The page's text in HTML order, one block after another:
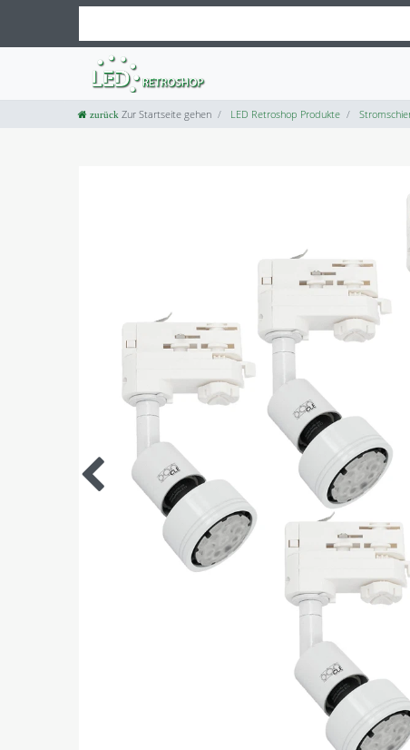
Zur Startseite gehen LED Retroshop Produkte